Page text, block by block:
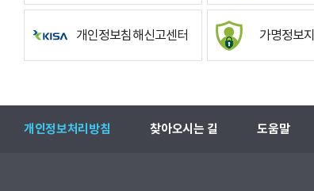
개인정보침해신고센터 가명정보
개인정보처리방침 찾아오시는 길 도움말